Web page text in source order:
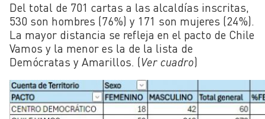
Del total de 701 cartas a las alcaldías inscritas,
530 son hombres (76%) y 171 son mujeres (24%).
La mayor distancia se refleja en el pacto de Chile
Vamos y la menor es la de la lista de
Demócratas y Amarillos. (Ver cuadro)